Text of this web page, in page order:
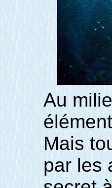
Au
Mais
par les